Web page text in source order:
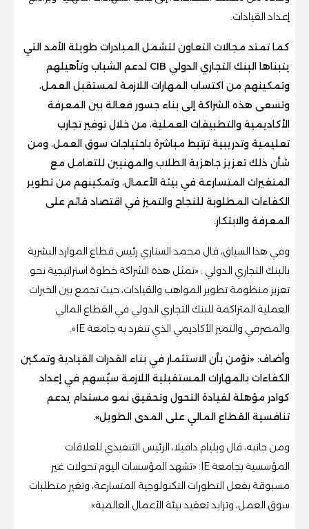
إعداد القيادات.
كما تمتد مجالات التعاون لتشمل المبادرات طويلة الأمد التي
يتبناها البنك التجاري الدولي CIB لدعم الشباب وتأهيلهم
وتمكينهم من اكتساب المهارات اللازمة لمستقبل العمل،
وتسعى هذه الشراكة إلى بناء جسور فعالة بين المعرفة
الأكاديمية والتطبيقات العملية، من خلال توفير تجارب
تعليمية وتدريبية ترتبط مباشرة باحتياجات سوق العمل، ومن
شأن ذلك تعزيز جاهزية الطلاب والمهنيين للتعامل مع
المتغيرات المتسارعة في بيئة الأعمال، وتمكينهم من تطوير
الكفاءات المطلوبة للنجاح والتميز في اقتصاد قائم على
المعرفة والابتكار.
وفي هذا السياق، قال محمد السناري رئيس قطاع الموارد البشرية
بالبنك التجاري الدولي : «تمثل هذه الشراكة خطوة استراتيجية نحو
تعزيز منظومة تطوير المواهب والقيادات، حيث تجمع بين الخبرات
العملية المتراكمة للبنك التجاري الدولي في القطاع المالي
والمصرفي والتميز الأكاديمي الذي تنفرد به جامعة IE».
وأضاف: «نؤمن بأن الاستثمار في بناء القدرات القيادية وتمكين
الكفاءات بالمهارات المستقبلية اللازمة سيُسهم في إعداد
كوادر مؤهلة لقيادة التحول وتحقيق نمو مستدام يدعم
تنافسية القطاع المالي على المدى الطويل».
ومن جانبه، قال ويليام دافيلا، الرئيس التنفيذي للعلاقات
المؤسسية بجامعة IE: «تشهد المؤسسات اليوم تحولات غير
مسبوقة بفعل التطورات التكنولوجية المتسارعة، وتغير متطلبات
سوق العمل، وتزايد تعقيد بيئة الأعمال العالمية».